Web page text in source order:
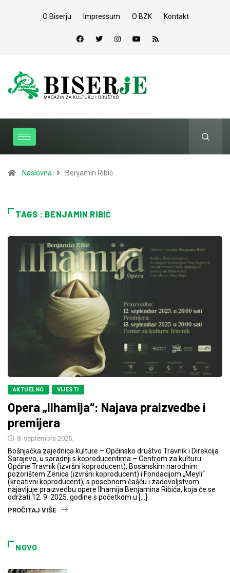
O Biserju Impressum O BZK Kontakt
Naslovna Benjamin Ribić
TAGS : BENJAMIN RIBIĆ
AKTUELNO VIJESTI
Opera „Ilhamija“: Najava praizvedbe i
premijera
8. septembra 2025.
Bošnjačka zajednica kulture – Općinsko društvo Travnik i Direkcija
Sarajevo, u saradnji s koproducentima – Centrom za kulturu
Općine Travnik (izvršni koproducent), Bosanskim narodnim
pozorištem Zenica (izvršni koproducent) i Fondacijom „Meyli“
(kreativni koproducent), s posebnom čašću i zadovoljstvom
najavljuje praizvedbu opere Ilhamija Benjamina Ribića, koja će se
održati 12. 9. 2025. godine s početkom u […]
PROČITAJ VIŠE
NOVO